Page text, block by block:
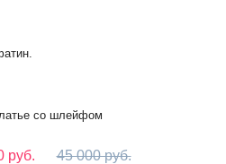
со шлейфом
руб.
45 000 руб.